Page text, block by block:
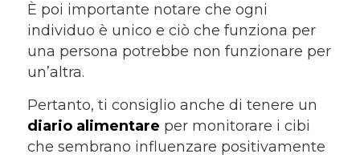
È poi importante notare che ogni
individuo è unico e ciò che funziona per
una persona potrebbe non funzionare per
un’altra.
Pertanto, ti consiglio anche di tenere un
diario alimentare per monitorare i cibi
che sembrano influenzare positivamente